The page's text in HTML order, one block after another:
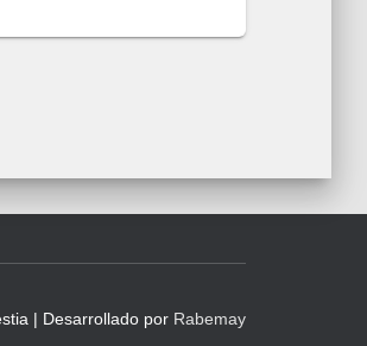
| Desarrollado por Rabemay